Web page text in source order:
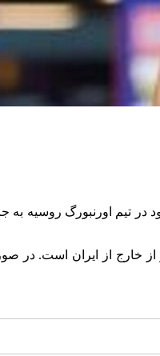
در تیم اورنبورگ روسیه به
از خارج از ایران است. در